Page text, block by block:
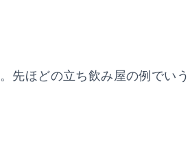
先ほどの立ち飲み屋の例でいう